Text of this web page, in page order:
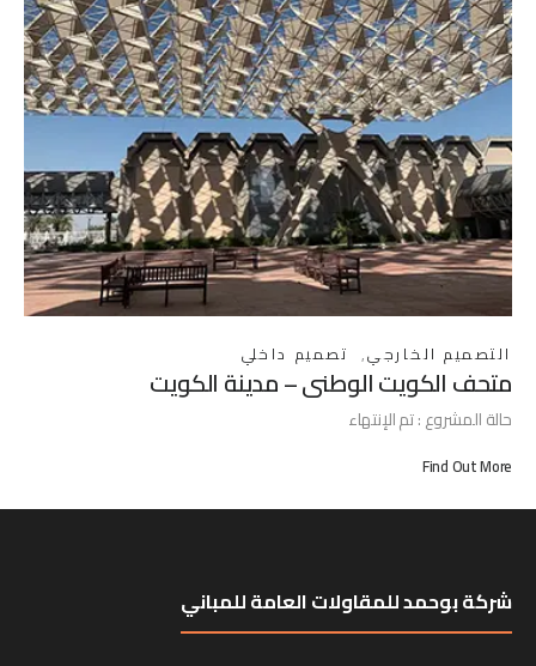
التصميم الخارجي, تصميم داخلي
متحف الكويت الوطني – مدينة الكويت
حالة المشروع : تم الإنتهاء
Find Out More
شركة بوحمد للمقاولات العامة للمباني